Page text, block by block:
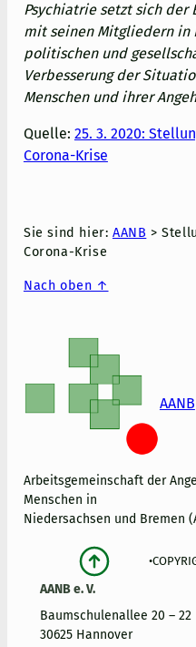
Psychiatrie setzt sich der
mit seinen Mitgliedern in
politischen und
Verbesserung der
Menschen und ihrer
Quelle: 25. 3. 2020:
Corona-Krise
Sie sind hier: AANB >
Corona-Krise
Nach oben ↑
AANB
Arbeitsgemeinschaft der
Menschen in
Niedersachsen und Bremen
•
AANB e. V.
Baumschulenallee 20 – 22
30625 Hannover